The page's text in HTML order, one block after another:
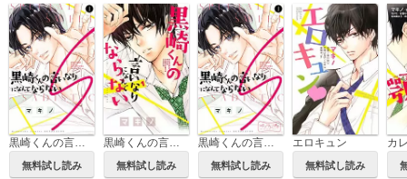
黒崎くんの言いなりになんてならないS
無料試し読み
黒崎くんの言いなりになんてならない
無料試し読み
黒崎くんの言いなりになんてならないS ベツフレプチ
無料試し読み
エロキュン
無料試し読み
カ